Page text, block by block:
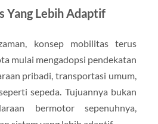
Yang Lebih Adaptif
konsep mobilitas terus
mulai mengadopsi pendekatan
pribadi, transportasi umum,
sepeda. Tujuannya bukan
bermotor sepenuhnya,